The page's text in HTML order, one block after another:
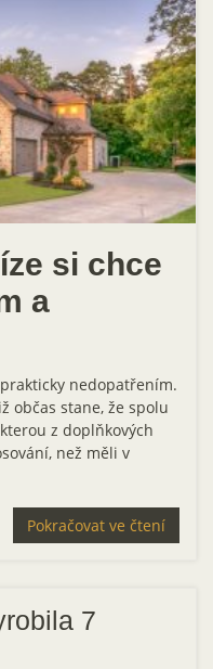
si chce
a
nedopatřením.
občas stane, že spolu
z doplňkových
než měli v
Pokračovat ve čtení
7